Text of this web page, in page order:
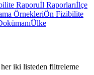
Raporuİl Raporlarıİlçe
ÖrnekleriÖn Fizibilite
Ülke
iki listeden filtreleme